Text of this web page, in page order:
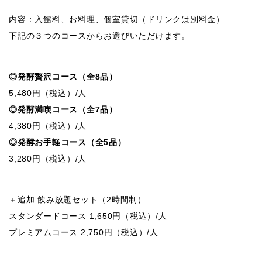
内容：入館料、お料理、個室貸切（ドリンクは別料金）
下記の３つのコースからお選びいただけます。
◎発酵贅沢コース（全8品）
5,480円（税込）/人
◎発酵満喫コース（全7品）
4,380円（税込）/人
◎発酵お手軽コース（全5品）
3,280円（税込）/人
＋追加 飲み放題セット（2時間制）
スタンダードコース 1,650円（税込）/人
プレミアムコース 2,750円（税込）/人